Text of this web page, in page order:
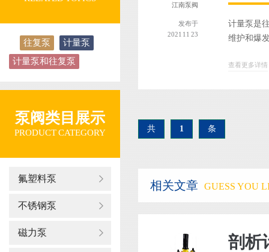
往复泵
计量泵
计量泵和往复泵
泵阀类目展示
PRODUCT CATEGORY
氟塑料泵
不锈钢泵
磁力泵
江南泵阀
发布于
2021 11 23
计量泵是
维护和爆
查看更多详情
共 1 条
相关文章 GUESS YOU
剖析